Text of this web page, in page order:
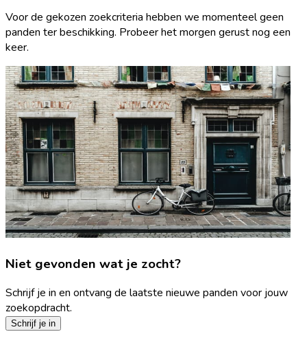
Voor de gekozen zoekcriteria hebben we momenteel geen
panden ter beschikking. Probeer het morgen gerust nog een
keer.
Niet gevonden wat je zocht?
Schrijf je in en ontvang de laatste nieuwe panden voor jouw
zoekopdracht.
Schrijf je in